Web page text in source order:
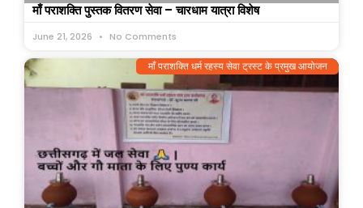
माँ पराशक्ति पुस्तक वितरण सेवा – चारधाम यात्रा विशेष
June 21, 2026 No Comments
माँ पराशक्ति धर्म रहस्य सेवा ट्रस्ट के प्रमुख आयोजन